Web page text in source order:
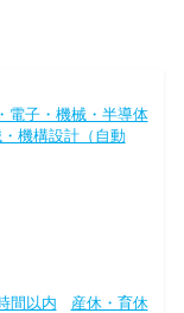
電子・機械・半導体
機構設計（自動
間以内
産休・育休